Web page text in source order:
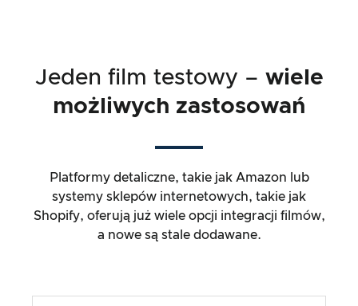
Jeden film testowy – wiele
możliwych zastosowań
Platformy detaliczne, takie jak Amazon lub
systemy sklepów internetowych, takie jak
Shopify, oferują już wiele opcji integracji filmów,
a nowe są stale dodawane.